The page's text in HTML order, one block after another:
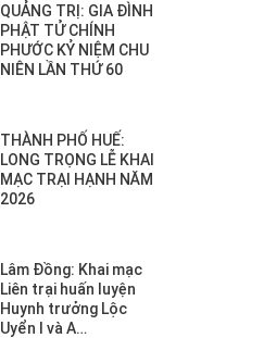
QUẢNG TRỊ: GIA ĐÌNH
PHẬT TỬ CHÍNH
PHƯỚC KỶ NIỆM CHU
NIÊN LẦN THỨ 60
THÀNH PHỐ HUẾ:
LONG TRỌNG LỄ KHAI
MẠC TRẠI HẠNH NĂM
2026
Lâm Đồng: Khai mạc
Liên trại huấn luyện
Huynh trưởng Lộc
Uyển I và A…